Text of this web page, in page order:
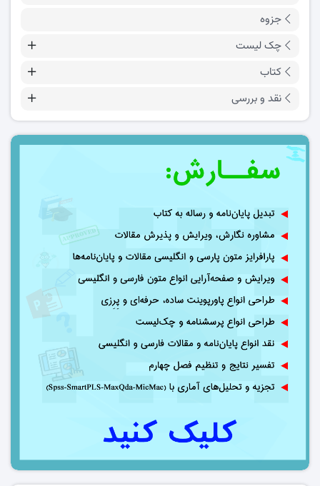
جزوه
چک لیست
کتاب
نقد و بررسی